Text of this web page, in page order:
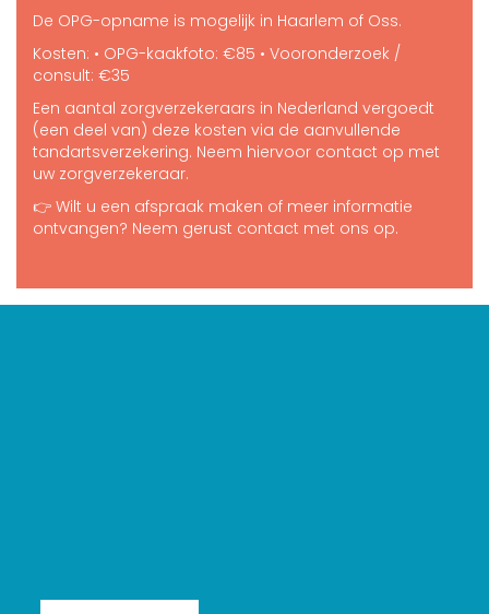
De OPG-opname is mogelijk in Haarlem of Oss.
Kosten: • OPG-kaakfoto: €85 • Vooronderzoek /
consult: €35
Een aantal zorgverzekeraars in Nederland vergoedt
(een deel van) deze kosten via de aanvullende
tandartsverzekering. Neem hiervoor contact op met
uw zorgverzekeraar.
👉 Wilt u een afspraak maken of meer informatie
ontvangen? Neem gerust contact met ons op.